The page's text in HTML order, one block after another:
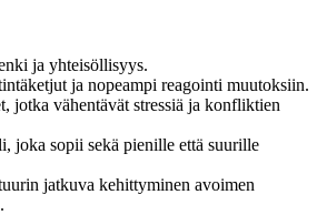
ja yhteisöllisyys.
ja nopeampi reagointi muutoksiin.
jotka vähentävät stressiä ja konfliktien
joka sopii sekä pienille että suurille
jatkuva kehittyminen avoimen